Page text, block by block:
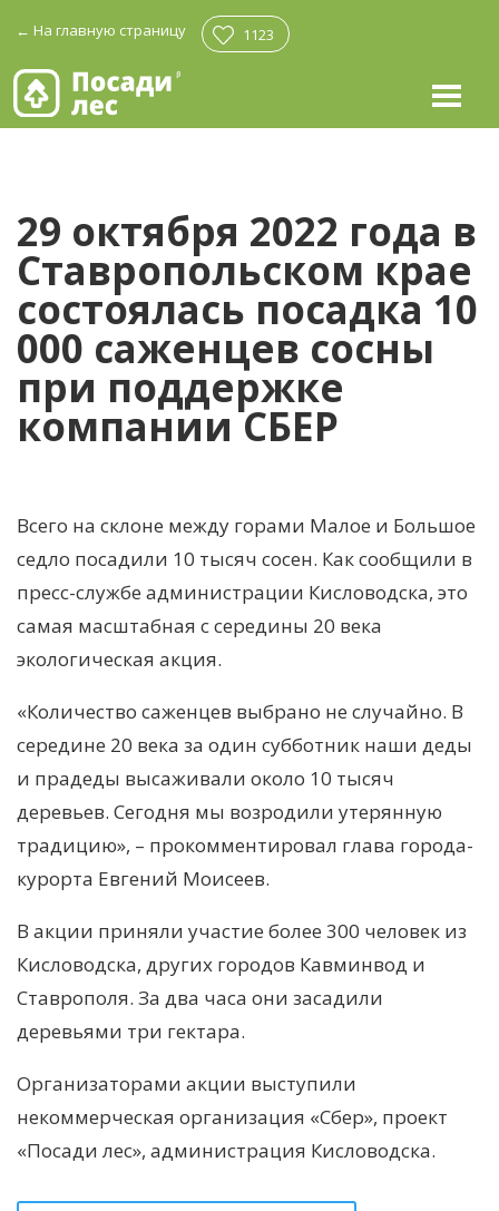
← На главную страницу 1123
29 октября 2022 года в
Ставропольском крае
состоялась посадка 10
000 саженцев сосны
при поддержке
компании СБЕР
Всего на склоне между горами Малое и Большое
седло посадили 10 тысяч сосен. Как сообщили в
пресс-службе администрации Кисловодска, это
самая масштабная с середины 20 века
экологическая акция.
«Количество саженцев выбрано не случайно. В
середине 20 века за один субботник наши деды
и прадеды высаживали около 10 тысяч
деревьев. Сегодня мы возродили утерянную
традицию», – прокомментировал глава города-
курорта Евгений Моисеев.
В акции приняли участие более 300 человек из
Кисловодска, других городов Кавминвод и
Ставрополя. За два часа они засадили
деревьями три гектара.
Организаторами акции выступили
некоммерческая организация «Сбер», проект
«Посади лес», администрация Кисловодска.